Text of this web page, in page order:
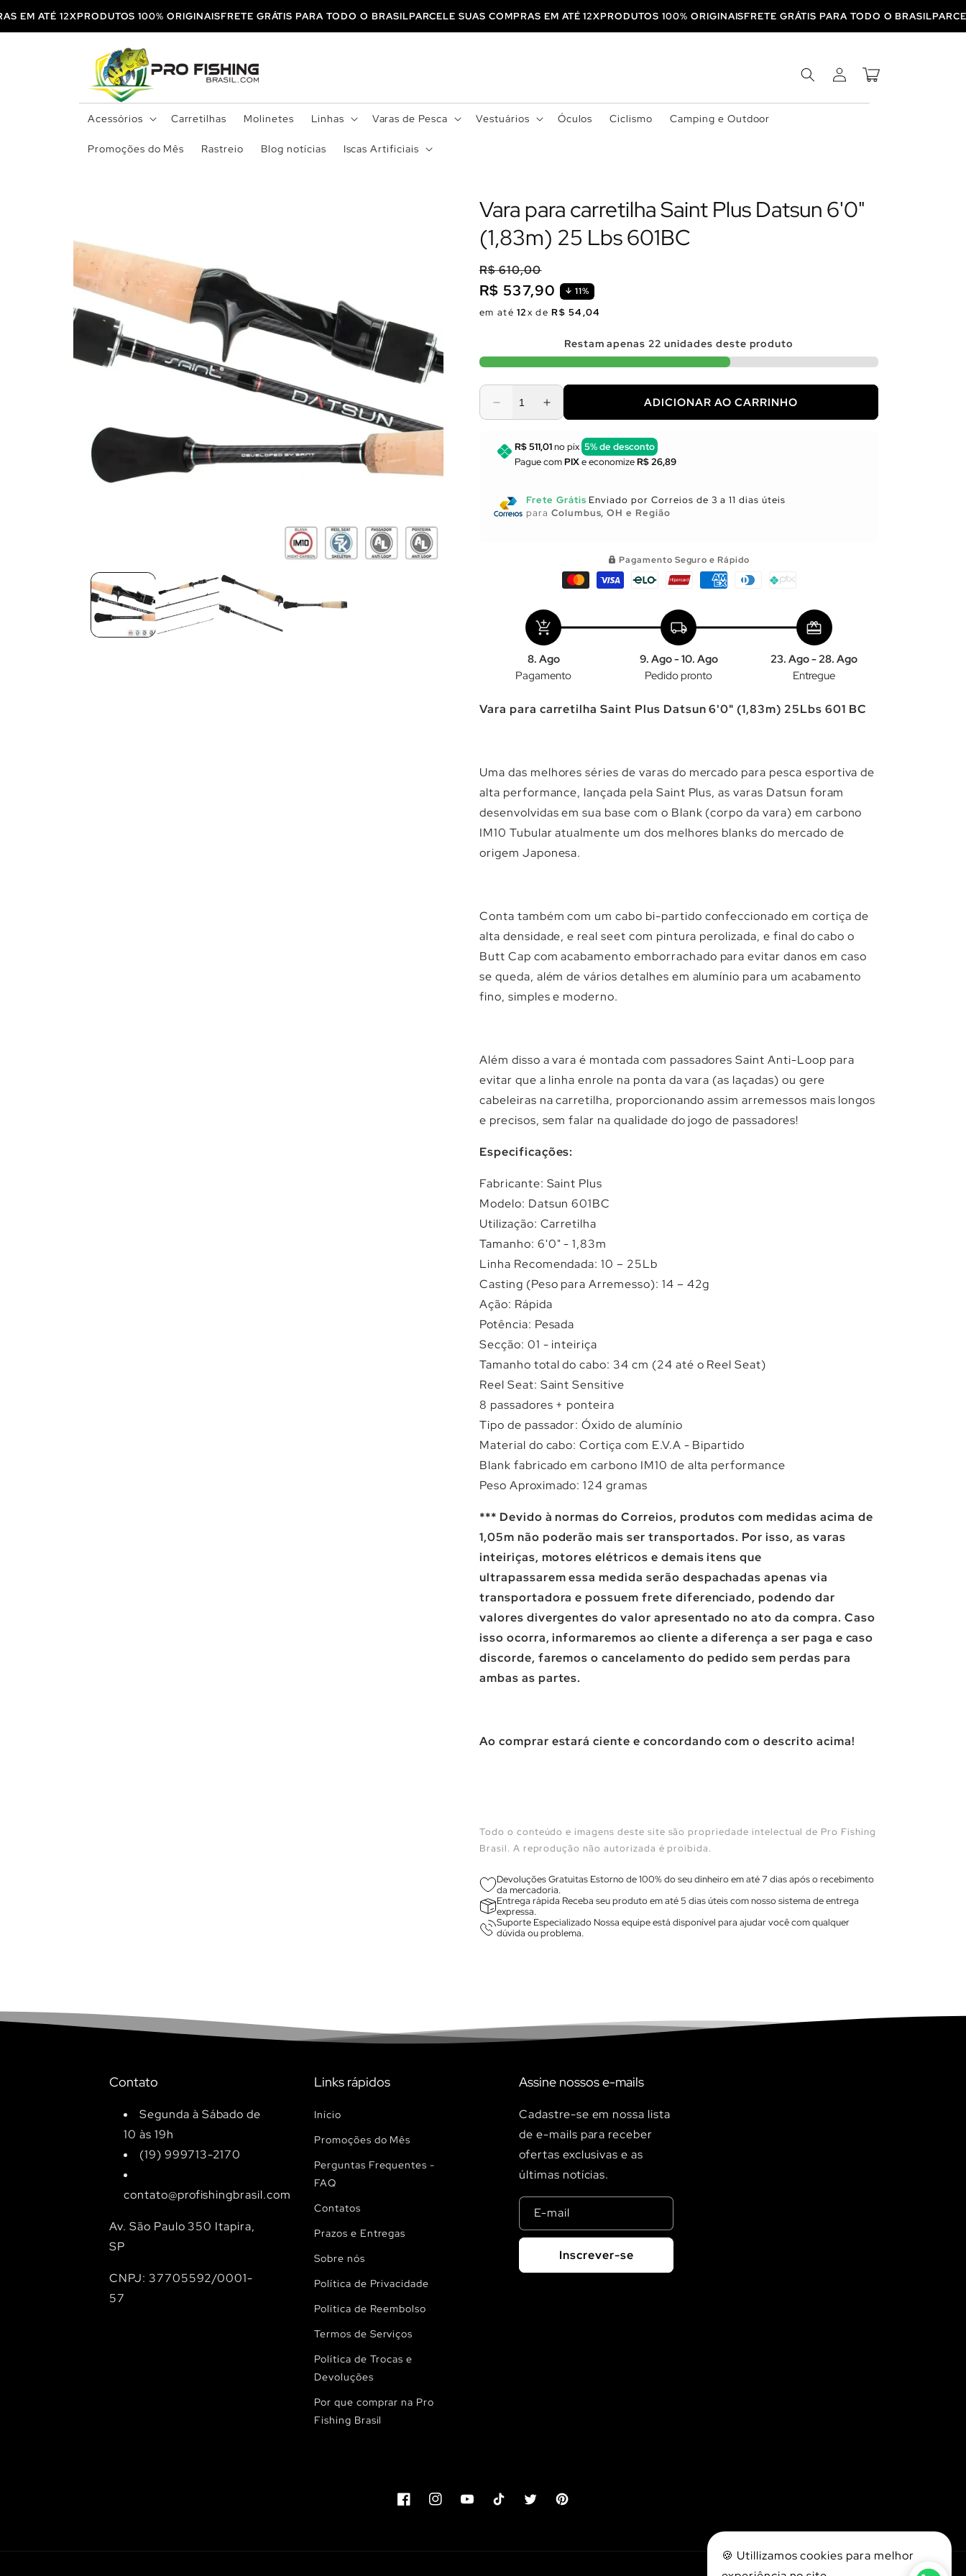
para o
conteúdo
EM ATÉ 12XPRODUTOS 100% ORIGINAISFRETE GRÁTIS PARA TODO O BRASILPARCELE SUAS COMPRAS EM ATÉ 12XPRODUTOS 100% ORIGINAISFRETE GRÁTIS PARA TODO O BRASIL
Acessórios Carretilhas Molinetes Linhas Varas de Pesca Vestuários Óculos Ciclismo Camping e Outdoor
Promoções do Mês Rastreio Blog notícias Iscas Artificiais
Fazer
login
Carrinho
🍪 Utillizamos cookies para melhor
Vara para carretilha Saint Plus Datsun 6'0"
(1,83m) 25 Lbs 601BC
Preço
normal
R$ 537,90 11%
Preço
promocional
R$ 610,00
em até12x deR$ 54,04
Restam apenas22 unidades deste produto
Diminuir
a
de
Utensílios
Cozinha
Aumentar
a
quantidade
de
Utensílios
Cozinha
ADICIONAR AO CARRINHO
R$ 511,01no pix 5% de desconto
Pague comPIXe economizeR$ 26,89
Frete Grátis Enviado por Correios de 3 a 11 dias úteis
para Columbus, OH e Região
Pagamento Seguro e Rápido
add_shopping_cart
8. Ago
Pagamento
local_shipping
9. Ago - 10. Ago
Pedido pronto
redeem
23. Ago - 28. Ago
Entregue
Vara para carretilhaSaint Plus Datsun 6'0" (1,83m) 25Lbs 601 BC
Uma das melhores séries de varas do mercado para pesca esportiva de
alta performance, lançada pela Saint Plus, as varas Datsun foram
desenvolvidas em sua base com o Blank (corpo da vara) em carbono
IM10 Tubular atualmente um dos melhores blanks do mercado de
origem Japonesa.
Conta também com um cabo bi-partido confeccionado em cortiça de
alta densidade, e real seet com pintura perolizada, e final do cabo o
Butt Cap com acabamento emborrachado para evitar danos em caso
se queda, além de vários detalhes em alumínio para um acabamento
fino, simples e moderno.
Além disso a vara é montada com passadores Saint Anti-Loop para
evitar que a linha enrole na ponta da vara (as laçadas) ou gere
cabeleiras na carretilha, proporcionando assim arremessos mais longos
e precisos, sem falar na qualidade do jogo de passadores!
Especificações:
Fabricante: Saint Plus
Modelo: Datsun 601BC
Utilização: Carretilha
Tamanho: 6'0" - 1,83m
Linha Recomendada: 10 – 25Lb
Casting (Peso para Arremesso): 14 – 42g
Ação: Rápida
Potência: Pesada
Secção: 01 - inteiriça
Tamanho total do cabo: 34 cm (24 até o Reel Seat)
Reel Seat: Saint Sensitive
8 passadores + ponteira
Tipo de passador: Óxido de alumínio
Material do cabo: Cortiça com E.V.A - Bipartido
Blank fabricado emcarbono IM10 de alta performance
Peso Aproximado: 124 gramas
*** Devido à normas do Correios, produtos com medidas acima de
1,05m não poderão mais ser transportados. Por isso, as varas
inteiriças, motores elétricos e demais itens que
ultrapassarem essa medida serão despachadas apenas via
transportadora e possuem frete diferenciado, podendo dar
valores divergentes do valor apresentado no ato da compra. Caso
isso ocorra, informaremos ao cliente a diferença a ser paga e caso
discorde, faremos o cancelamento do pedido sem perdas para
ambas as partes.
Ao comprar estará ciente e concordando com o descrito acima!
Todo o conteúdo e imagens deste site são propriedade intelectual de Pro Fishing
Brasil. A reprodução não autorizada é proibida.
Devoluções Gratuitas Estorno de 100% do seu dinheiro em até 7 dias após o recebimento
da mercadoria.
Entrega rápida Receba seu produto em até 5 dias úteis com nosso sistema de entrega
expressa.
Suporte Especializado Nossa equipe está disponível para ajudar você com qualquer
dúvida ou problema.
Contato
Segunda à Sábado de
10 às 19h
(19) 999713-2170
contato@profishingbrasil.com
Av. São Paulo 350 Itapira,
SP
CNPJ: 37705592/0001-
57
Links rápidos
Início
Promoções do Mês
Perguntas Frequentes -
FAQ
Contatos
Prazos e Entregas
Sobre nós
Política de Privacidade
Política de Reembolso
Termos de Serviços
Política de Trocas e
Devoluções
Por que comprar na Pro
Fishing Brasil
Assine nossos e-mails
Cadastre-se em nossa lista
de e-mails para receber
ofertas exclusivas e as
últimas notícias.
E-mail
Inscrever-se
FacebookInstagramYouTubeTikTok TwitterPinterest